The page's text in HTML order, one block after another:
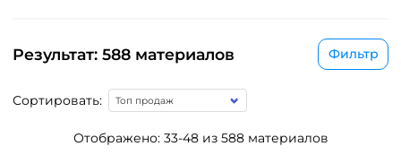
Результат: 588 материалов Фильтр
Сортировать:
Отображено: 33-48 из 588 материалов